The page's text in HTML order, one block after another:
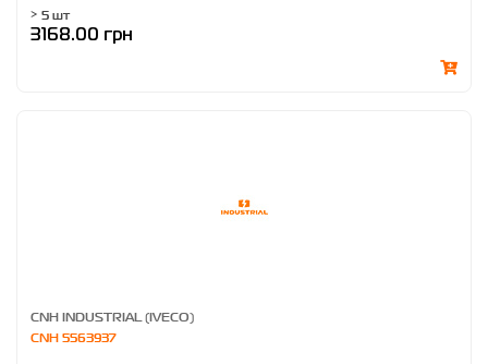
> 5 шт
3168.00 грн
CNH INDUSTRIAL (IVECO)
CNH 5563937